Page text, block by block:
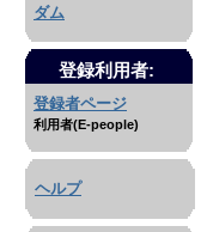
ダム
登録利用者:
登録者ページ
利用者(E-people)
ヘルプ